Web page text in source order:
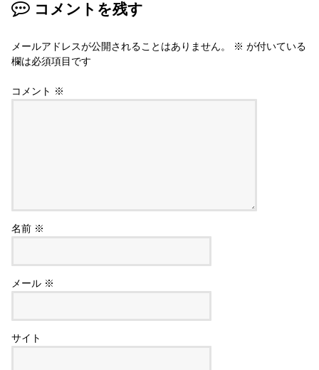
コメントを残す
メールアドレスが公開されることはありません。 ※ が付いている
欄は必須項目です
コメント ※
名前 ※
メール ※
サイト